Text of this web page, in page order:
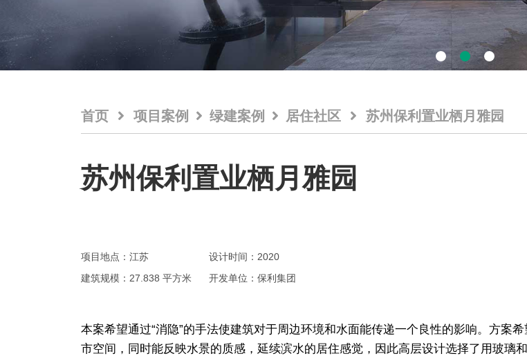
首页 项目案例 绿建案例 居住社区 苏州保利置业栖月雅园
苏州保利置业栖月雅园
项目地点：江苏
设计时间：2020
建筑规模：27.838 平方米
开发单位：保利集团
本案希望通过“消隐”的手法使建筑对于周边环境和水面能传递一个良性的影响。方案
市空间，同时能反映水景的质感，延续滨水的居住感觉，因此高层设计选择了用玻璃